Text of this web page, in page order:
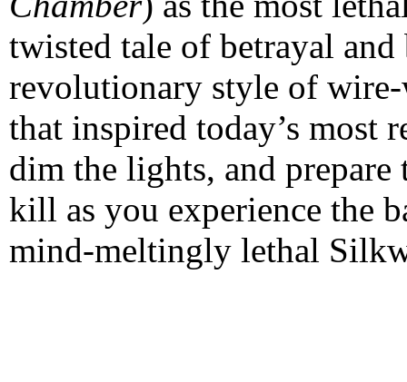
twisted tale of betrayal and
revolutionary style of
that inspired today’s most
dim the lights, and
kill as you experience the
mind-meltingly lethal